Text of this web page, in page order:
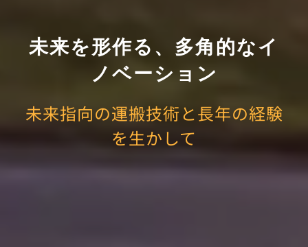
未来を形作る、多角的なイ
ノベーション
未来指向の運搬技術と長年の経験
を生かして